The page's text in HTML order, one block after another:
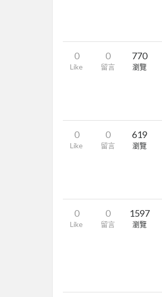
0
Like
0
留言
770
瀏覽
0
Like
0
留言
619
瀏覽
0
Like
0
留言
1597
瀏覽